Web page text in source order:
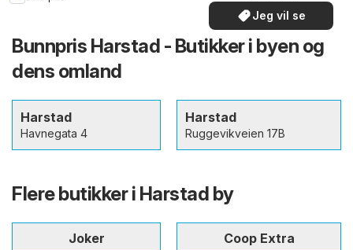
Jeg vil se
Bunnpris Harstad - Butikker i byen og
dens omland
Harstad
Havnegata 4
Harstad
Ruggevikveien 17B
Flere butikker i Harstad by
Joker
Coop Extra